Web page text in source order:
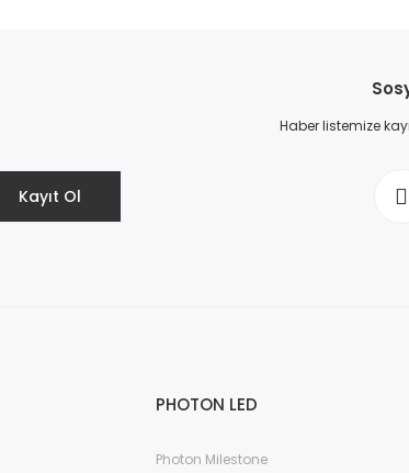
Kayıt Ol
Haber listemize
PHOTON LED
Photon Milestone